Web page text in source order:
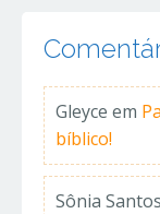
Gleyce em
bíblico!
Sônia Santos